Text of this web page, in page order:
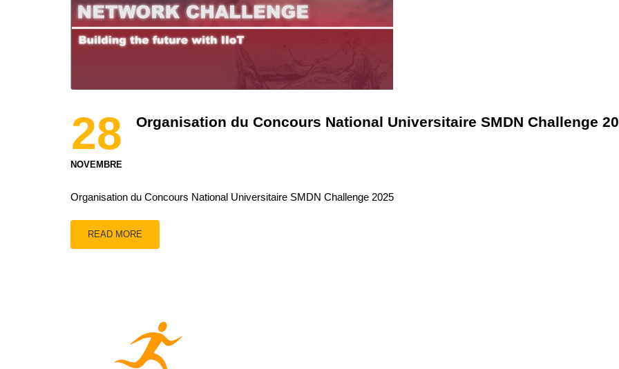
28
NOVEMBRE
Organisation du Concours National Universitaire SMDN Challenge
Organisation du Concours National Universitaire SMDN Challenge 2025
READ MORE